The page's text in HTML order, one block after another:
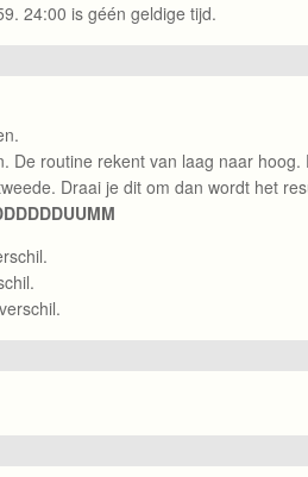
24:00 is géén geldige tijd.
De routine rekent van laag naar
Draai je dit om dan wordt het